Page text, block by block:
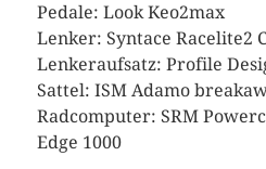
Pedale: Look Keo2max
Lenker: Syntace Racelite2
Lenkeraufsatz: Profile
Sattel: ISM Adamo
Radcomputer: SRM
Edge 1000